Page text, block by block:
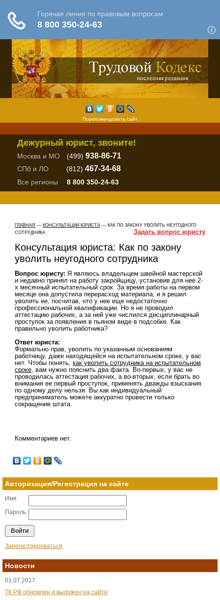
Порекомендовать сайт
Дежурный юрист, звоните!
Москва и МО (499) 938-86-71
СПб и ЛО (812) 467-34-68
Все регионы 8 800 350-24-63
ГЛАВНАЯ — КОНСУЛЬТАЦИИ ЮРИСТА — КАК ПО ЗАКОНУ УВОЛИТЬ НЕУГОДНОГО
СОТРУДНИКА
Задать вопрос юристу
Консультация юриста: Как по закону
уволить неугодного сотрудника
Вопрос юристу: Я являюсь владельцем швейной мастерской
и недавно принял на работу закройщицу, установив для нее 2-
х месячный испытательный срок. За время работы на первом
месяце она допустила перерасход материала, и я решил
уволить ее, посчитав, что у нее еще недостаточно
профессиональной квалификации. Но я не проводил
аттестацию рабочих, а за ней уже числился дисциплинарный
проступок за появления в пьяном виде в подсобке. Как
правильно уволить работника?
Ответ юриста:
Формально прав, уволить по указанным основаниям
работницу, даже находящейся на испытательном сроке, у вас
нет. Чтобы понять, как уволить сотрудника на испытательном
сроке, вам нужно пояснить два факта. Во-первых, у вас не
проводилась аттестация рабочих, а во-вторых, если брать во
внимания ее первый проступок, применять дважды взыскания
по одному делу нельзя. Вы как индивидуальный
предприниматель можете аккуратно провести только
сокращение штата.
Комментариев нет.
Авторизация/Регистрация на сайте
Имя
Пароль
Зарегистрироваться
Новости
01.07.2017
ТК РФ обновлен и выложен на сайте